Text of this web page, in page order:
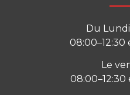
Du
08:00–12:30
Le
08:00–12:30